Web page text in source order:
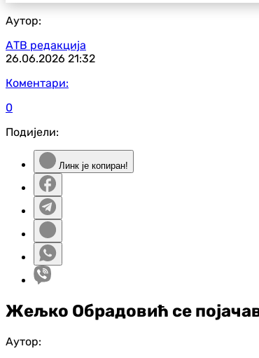
Аутор:
АТВ редакција
26.06.2026 21:32
Коментари:
0
Подијели:
Линк је копиран!
Жељко Обрадовић се
Аутор: